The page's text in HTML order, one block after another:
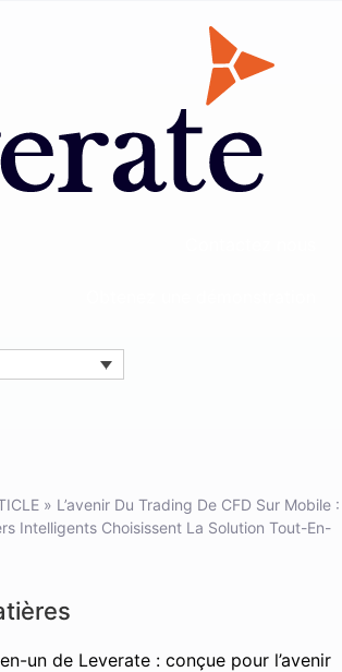
» L’avenir Du Trading De CFD Sur Mobile :
Intelligents Choisissent La Solution Tout-En-
un de Leverate : conçue pour l’avenir